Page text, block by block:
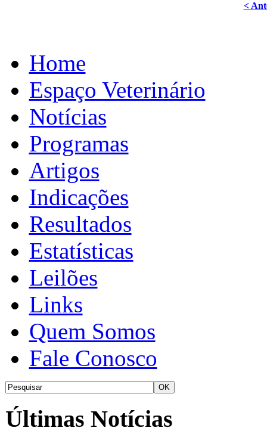
<
Home
Espaço Veterinário
Notícias
Programas
Artigos
Indicações
Resultados
Estatísticas
Leilões
Links
Quem Somos
Fale Conosco
Últimas Notícias